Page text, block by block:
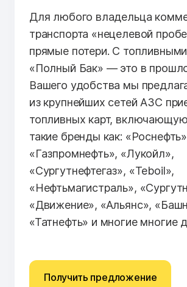
Для любого владельца
транспорта «нецелевой
прямые потери. С
«Полный Бак» — это в
Вашего удобства мы
из крупнейших сетей АЗС
топливных карт,
такие бренды как:
«Газпромнефть», «Лукойл»,
«Сургутнефтегаз», «Teboil»,
«Нефтьмагистраль»,
«Движение», «Альянс»,
«Татнефть» и многие многие
Получить предложение